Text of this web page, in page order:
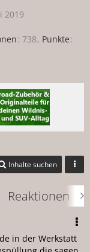
2019
738 Punkte
Inhalte suchen
Reaktionen
in der Werkstatt